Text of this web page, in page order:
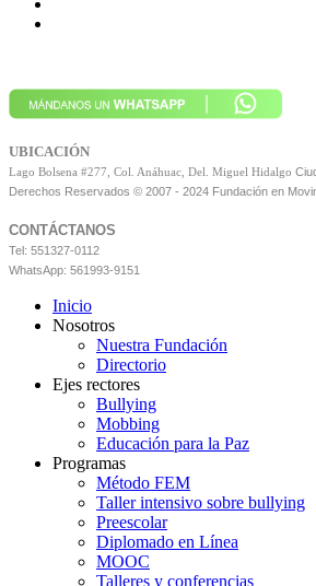
UBICACIÓN
Lago Bolsena #277, Col. Anáhuac, Del. Miguel Hidalgo
Derechos Reservados © 2007 - 2024 Fundación en
CONTÁCTANOS
Tel: 551327-0112
WhatsApp: 561993-9151
Inicio
Nosotros
Nuestra Fundación
Directorio
Ejes rectores
Bullying
Mobbing
Educación para la Paz
Programas
Método FEM
Taller intensivo sobre bullying
Preescolar
Diplomado en Línea
MOOC
Talleres y conferencias